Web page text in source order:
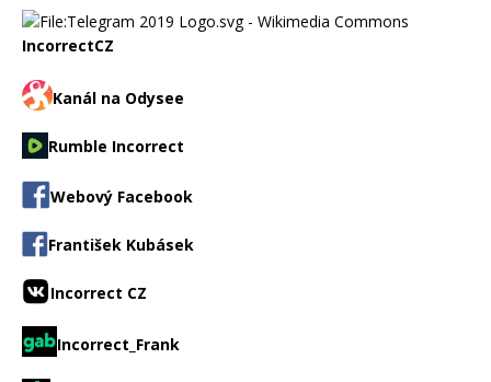
IncorrectCZ
Kanál na Odysee
Rumble Incorrect
Webový Facebook
František Kubásek
Incorrect CZ
Incorrect_Frank